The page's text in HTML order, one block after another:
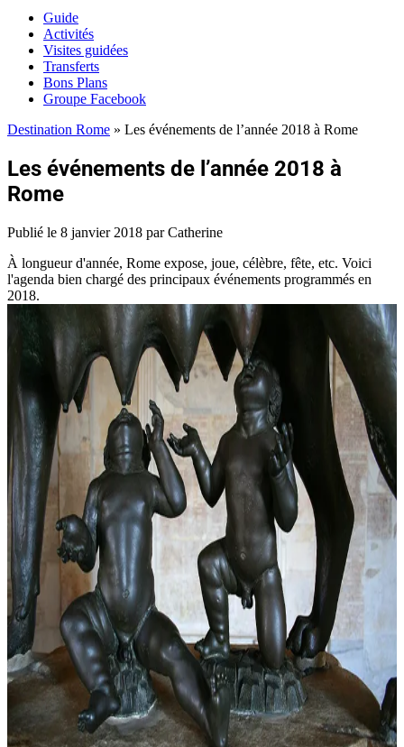
Guide
Activités
Visites guidées
Transferts
Bons Plans
Groupe Facebook
Destination Rome » Les événements de l’année 2018 à Rome
Les événements de l’année 2018 à
Rome
Publié le 8 janvier 2018 par Catherine
À longueur d'année, Rome expose, joue, célèbre, fête, etc. Voici
l'agenda bien chargé des principaux événements programmés en
2018.